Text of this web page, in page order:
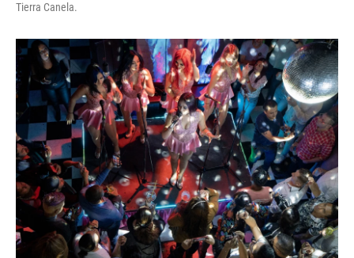
Tierra Canela.